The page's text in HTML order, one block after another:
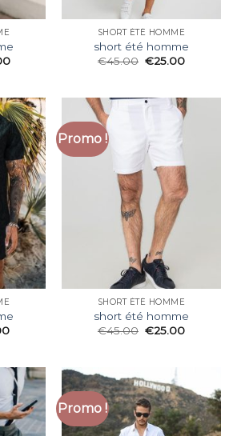
SHORT ÉTÉ HOMME
short été homme
€45.00 €25.00
Promo !
SHORT ÉTÉ HOMME
short été homme
€45.00 €25.00
Promo !